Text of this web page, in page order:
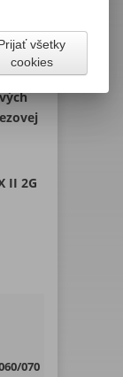
II 2G
070
všetky
cookies